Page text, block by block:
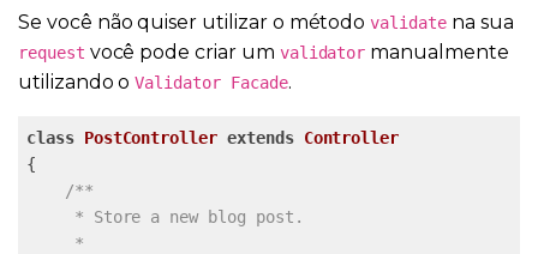
Se você não quiser utilizar o métodovalidatena sua
request você pode criar um validator manualmente
utilizando oValidator Facade.
class PostController extends Controller
{
/**
     * Store a new blog post.
     *